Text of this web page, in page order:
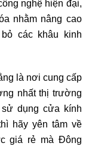
nghệ hiện đại,
nhằm nâng cao
các khâu kinh
là nơi cung cấp
nhất thị trường
dụng cửa kính
hãy yên tâm về
giá rẻ mà Đông